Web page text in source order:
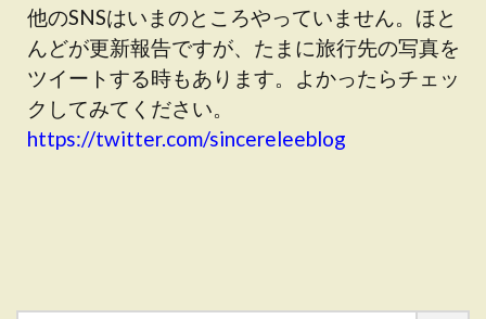
他のSNSはいまのところやっていません。ほと
んどが更新報告ですが、たまに旅行先の写真を
ツイートする時もあります。よかったらチェッ
クしてみてください。
https://twitter.com/sincereleeblog